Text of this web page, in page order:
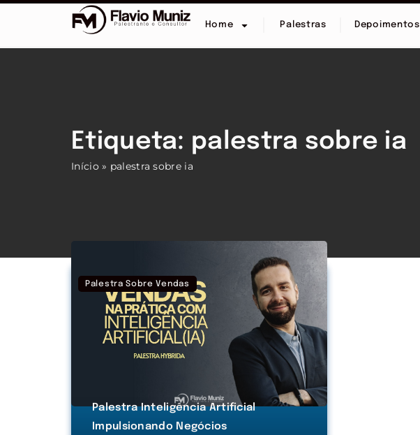
Home Palestras Depoimentos
Etiqueta: palestra sobre ia
Início » palestra sobre ia
Palestra Sobre Vendas
Palestra Inteligência Artificial
Impulsionando Negócios